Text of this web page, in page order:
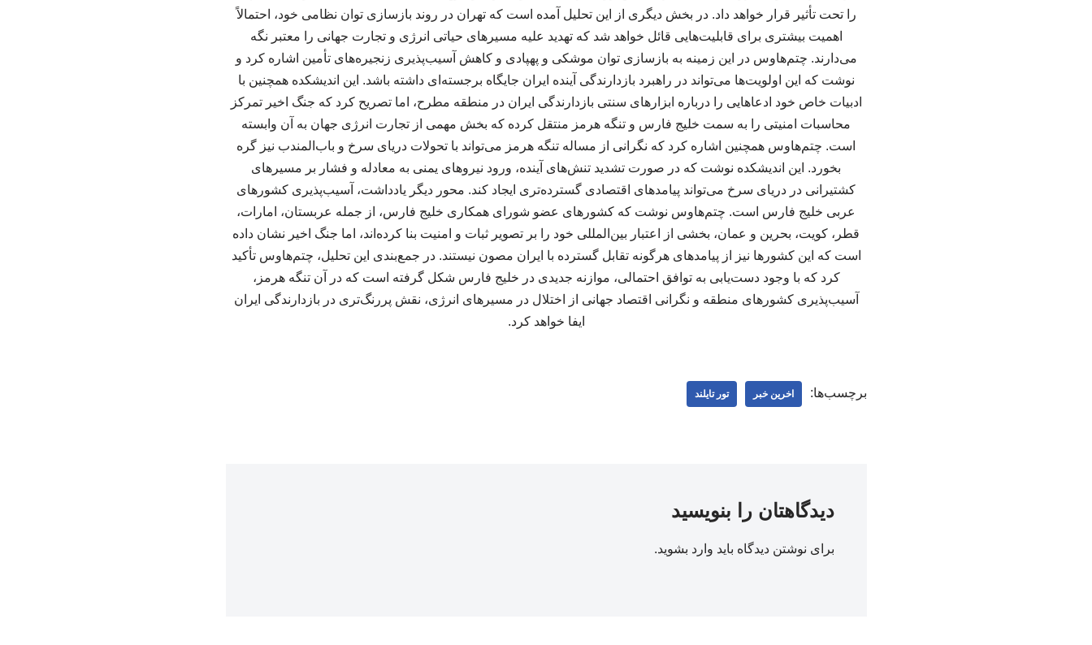
را تحت تأثیر قرار خواهد داد. در بخش دیگری از این تحلیل آمده است که تهران در روند بازسازی توان نظامی خود، احتمالاً
اهمیت بیشتری برای قابلیت‌هایی قائل خواهد شد که تهدید علیه مسیرهای حیاتی انرژی و تجارت جهانی را معتبر نگه
می‌دارند. چتم‌هاوس در این زمینه به بازسازی توان موشکی و پهپادی و کاهش آسیب‌پذیری زنجیره‌های تأمین اشاره کرد و
نوشت که این اولویت‌ها می‌تواند در راهبرد بازدارندگی آینده ایران جایگاه برجسته‌ای داشته باشد. این اندیشکده همچنین با
ادبیات خاص خود ادعاهایی را درباره ابزارهای سنتی بازدارندگی ایران در منطقه مطرح، اما تصریح کرد که جنگ اخیر تمرکز
محاسبات امنیتی را به سمت خلیج فارس و تنگه هرمز منتقل کرده که بخش مهمی از تجارت انرژی جهان به آن وابسته
است. چتم‌هاوس همچنین اشاره کرد که نگرانی از مساله تنگه هرمز می‌تواند با تحولات دریای سرخ و باب‌المندب نیز گره
بخورد. این اندیشکده نوشت که در صورت تشدید تنش‌های آینده، ورود نیروهای یمنی به معادله و فشار بر مسیرهای
کشتیرانی در دریای سرخ می‌تواند پیامدهای اقتصادی گسترده‌تری ایجاد کند. محور دیگر یادداشت، آسیب‌پذیری کشورهای
عربی خلیج فارس است. چتم‌هاوس نوشت که کشورهای عضو شورای همکاری خلیج فارس، از جمله عربستان، امارات،
قطر، کویت، بحرین و عمان، بخشی از اعتبار بین‌المللی خود را بر تصویر ثبات و امنیت بنا کرده‌اند، اما جنگ اخیر نشان داده
است که این کشورها نیز از پیامدهای هرگونه تقابل گسترده با ایران مصون نیستند. در جمع‌بندی این تحلیل، چتم‌هاوس تأکید
کرد که با وجود دست‌یابی به توافق احتمالی، موازنه جدیدی در خلیج فارس شکل گرفته است که در آن تنگه هرمز،
آسیب‌پذیری کشورهای منطقه و نگرانی اقتصاد جهانی از اختلال در مسیرهای انرژی، نقش پررنگ‌تری در بازدارندگی ایران
ایفا خواهد کرد.
برچسب‌ها: اخرین خبر تور تایلند
دیدگاهتان را بنویسید
برای نوشتن دیدگاه باید وارد بشوید.